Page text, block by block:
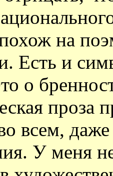
на
Есть и
о
проза
всем,
У меня